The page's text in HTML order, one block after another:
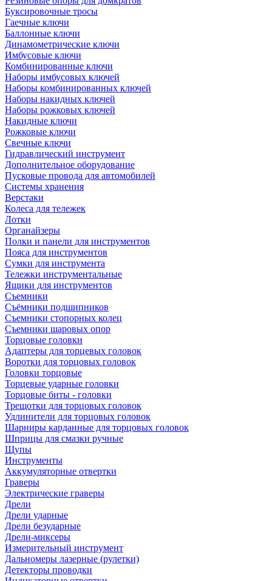
Буксировочные тросы
Гаечные ключи
Баллонные ключи
Динамометрические ключи
Имбусовые ключи
Комбинированные ключи
Наборы имбусовых ключей
Наборы комбинированных ключей
Наборы накидных ключей
Наборы рожковых ключей
Накидные ключи
Рожковые ключи
Свечные ключи
Гидравлический инструмент
Дополнительное оборудование
Пусковые провода для автомобилей
Системы хранения
Верстаки
Колеса для тележек
Лотки
Органайзеры
Полки и панели для инструментов
Пояса для инструментов
Сумки для инструмента
Тележки инструментальные
Ящики для инструментов
Съемники
Съёмники подшипников
Съемники стопорных колец
Съемники шаровых опор
Торцовые головки
Адаптеры для торцевых головок
Воротки для торцовых головок
Головки торцовые
Торцевые ударные головки
Торцовые биты - головки
Трещотки для торцовых головок
Удлинители для торцовых головок
Шарниры карданные для торцовых головок
Шприцы для смазки ручные
Щупы
Инструменты
Аккумуляторные отвертки
Граверы
Электрические граверы
Дрели
Дрели ударные
Дрели безударные
Дрели-миксеры
Измерительный инструмент
Дальномеры лазерные (рулетки)
Детекторы проводки